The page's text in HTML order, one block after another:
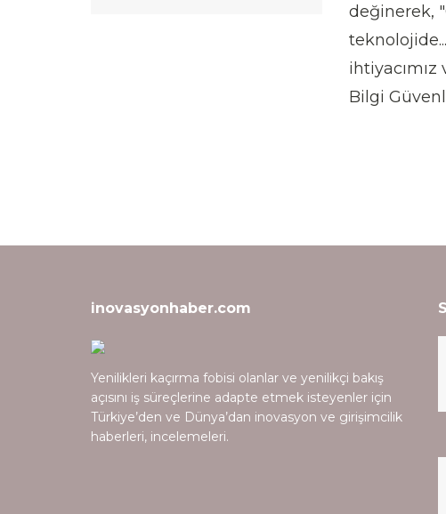
değinerek,
Bilgi
inovasyonhaber.com
Yenilikleri kaçırma fobisi olanlar ve yenilikçi bakış
açısını iş süreçlerine adapte etmek isteyenler için
Türkiye’den ve Dünya’dan inovasyon ve girişimcilik
haberleri, incelemeleri.